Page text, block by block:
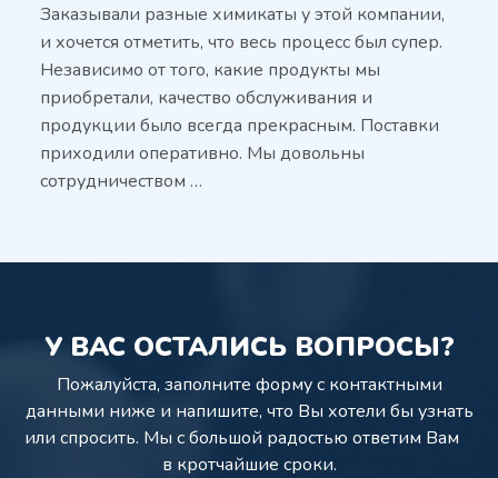
Заказывали разные химикаты у этой компании,
и хочется отметить, что весь процесс был супер.
Независимо от того, какие продукты мы
приобретали, качество обслуживания и
продукции было всегда прекрасным. Поставки
приходили оперативно. Мы довольны
сотрудничеством …
У ВАС ОСТАЛИСЬ ВОПРОСЫ?
Пожалуйста, заполните форму с контактными
данными ниже и напишите, что Вы хотели бы узнать
или спросить. Мы с большой радостью ответим Вам
в кротчайшие сроки.